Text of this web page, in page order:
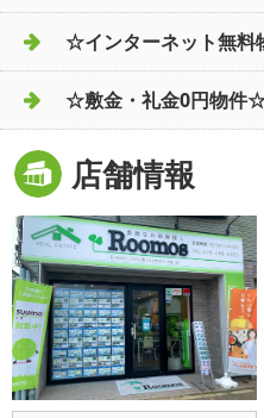
☆インターネット無
☆敷金・礼金0円物件
店舗情報